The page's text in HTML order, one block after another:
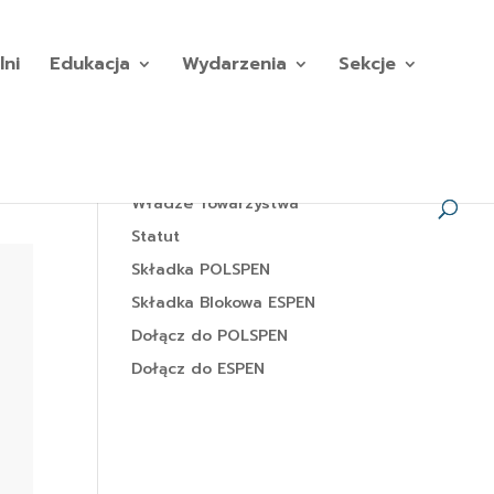
Edukacja Wydarzenia Sekcje
Władze Towarzystwa
Statut
Składka POLSPEN
Składka Blokowa ESPEN
Dołącz do POLSPEN
Dołącz do ESPEN